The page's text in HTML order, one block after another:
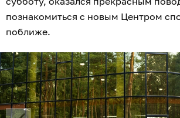
познакомиться с новым Центром
поближе.